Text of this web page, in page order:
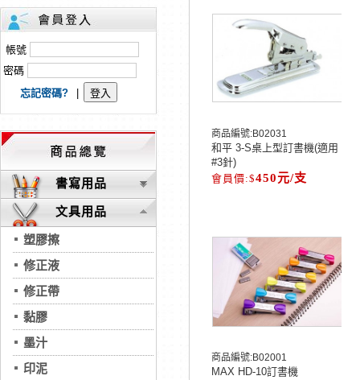
HP、EPSON、CANON原廠耗材價格浮動，下單前請先跟客服人員確認最新
本網站免費註冊，所標示的商品單價皆為“未稅價格”；本公司保有是否接單出
匯款客戶請注意！因商品繁複來不及發現短缺，遂待客服人員跟您確認訂單
本網站免費註冊，所標示的商品單價皆為“未稅價格”；本公司保有是否接單出
帳號
密碼
忘記密碼?
書寫用品
文具用品
塑膠擦
修正液
修正帶
黏膠
墨汁
印泥
商品編號:B02031
和平 3-S桌上型訂書機(適用
#3針)
450元/支
商品編號:B02001
MAX HD-10訂書機